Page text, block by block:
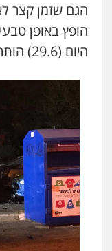
הגם שזמן קצר
הופץ באופן
היום (29.6) הותר שמו של קורקוס לפרסום.